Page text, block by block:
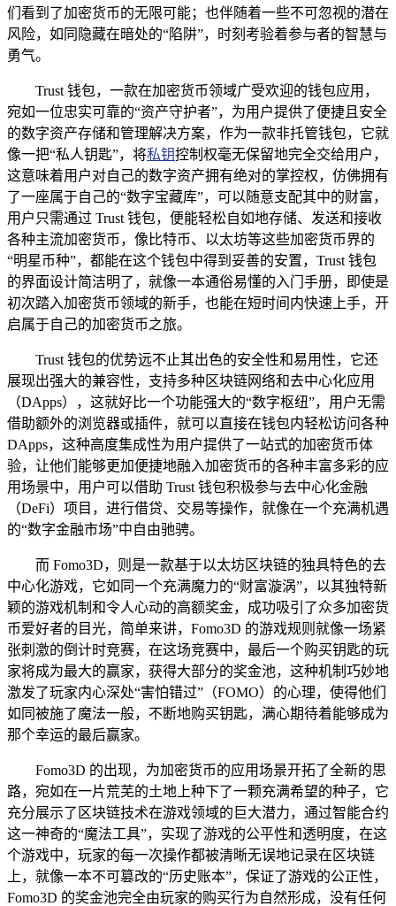
们看到了加密货币的无限可能；也伴随着一些不可忽视的潜在
风险，如同隐藏在暗处的“陷阱”，时刻考验着参与者的智慧与
勇气。
Trust 钱包，一款在加密货币领域广受欢迎的钱包应用，
宛如一位忠实可靠的“资产守护者”，为用户提供了便捷且安全
的数字资产存储和管理解决方案，作为一款非托管钱包，它就
像一把“私人钥匙”，将私钥控制权毫无保留地完全交给用户，
这意味着用户对自己的数字资产拥有绝对的掌控权，仿佛拥有
了一座属于自己的“数字宝藏库”，可以随意支配其中的财富，
用户只需通过 Trust 钱包，便能轻松自如地存储、发送和接收
各种主流加密货币，像比特币、以太坊等这些加密货币界的
“明星币种”，都能在这个钱包中得到妥善的安置，Trust 钱包
的界面设计简洁明了，就像一本通俗易懂的入门手册，即使是
初次踏入加密货币领域的新手，也能在短时间内快速上手，开
启属于自己的加密货币之旅。
Trust 钱包的优势远不止其出色的安全性和易用性，它还
展现出强大的兼容性，支持多种区块链网络和去中心化应用
（DApps），这就好比一个功能强大的“数字枢纽”，用户无需
借助额外的浏览器或插件，就可以直接在钱包内轻松访问各种
DApps，这种高度集成性为用户提供了一站式的加密货币体
验，让他们能够更加便捷地融入加密货币的各种丰富多彩的应
用场景中，用户可以借助 Trust 钱包积极参与去中心化金融
（DeFi）项目，进行借贷、交易等操作，就像在一个充满机遇
的“数字金融市场”中自由驰骋。
而 Fomo3D，则是一款基于以太坊区块链的独具特色的去
中心化游戏，它如同一个充满魔力的“财富漩涡”，以其独特新
颖的游戏机制和令人心动的高额奖金，成功吸引了众多加密货
币爱好者的目光，简单来讲，Fomo3D 的游戏规则就像一场紧
张刺激的倒计时竞赛，在这场竞赛中，最后一个购买钥匙的玩
家将成为最大的赢家，获得大部分的奖金池，这种机制巧妙地
激发了玩家内心深处“害怕错过”（FOMO）的心理，使得他们
如同被施了魔法一般，不断地购买钥匙，满心期待着能够成为
那个幸运的最后赢家。
Fomo3D 的出现，为加密货币的应用场景开拓了全新的思
路，宛如在一片荒芜的土地上种下了一颗充满希望的种子，它
充分展示了区块链技术在游戏领域的巨大潜力，通过智能合约
这一神奇的“魔法工具”，实现了游戏的公平性和透明度，在这
个游戏中，玩家的每一次操作都被清晰无误地记录在区块链
上，就像一本不可篡改的“历史账本”，保证了游戏的公正性，
Fomo3D 的奖金池完全由玩家的购买行为自然形成，没有任何